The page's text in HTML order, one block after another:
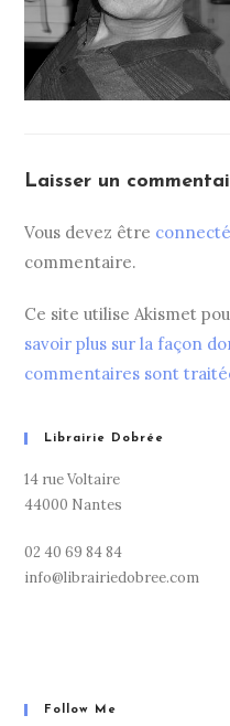
Laisser un
Vous devez être connecté
commentaire.
Ce site utilise Akismet
savoir plus sur la façon
commentaires sont
Librairie Dobrée
14 rue Voltaire
44000 Nantes
02 40 69 84 84
info@librairiedobree.com
Follow Me